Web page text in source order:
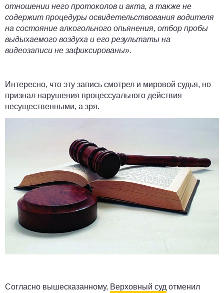
отношении него протоколов и акта, а также не
содержит процедуры освидетельствования водителя
на состояние алкогольного опьянения, отбор пробы
выдыхаемого воздуха и его результаты на
видеозаписи не зафиксированы».
Интересно, что эту запись смотрел и мировой судья, но
признал нарушения процессуального действия
несущественными, а зря.
Согласно вышесказанному, Верховный суд отменил